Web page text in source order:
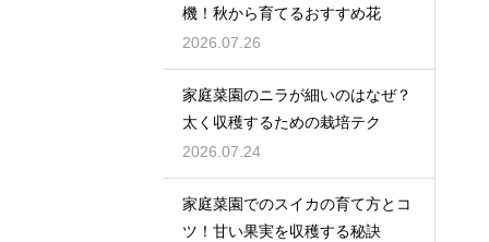
機！秋から育てるおすすめ花
2026.07.26
家庭菜園のニラが細いのはなぜ？
太く収穫するための栽培テク
2026.07.24
家庭菜園でのスイカの育て方とコ
ツ！甘い果実を収穫する秘訣